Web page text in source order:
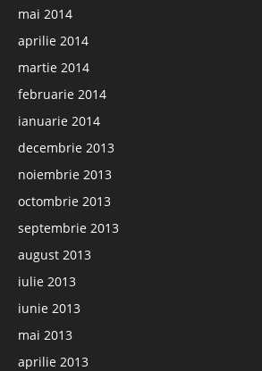
mai 2014
aprilie 2014
martie 2014
februarie 2014
ianuarie 2014
decembrie 2013
noiembrie 2013
octombrie 2013
septembrie 2013
august 2013
iulie 2013
iunie 2013
mai 2013
aprilie 2013